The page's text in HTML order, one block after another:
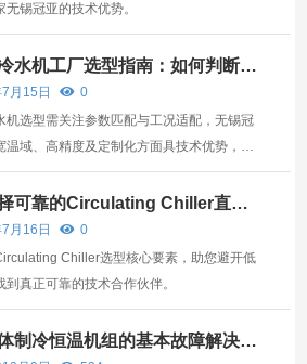
无锡冠亚的技术优势。
水机工厂选型指南：如何判断无
温是否靠谱？
月15日
0
机选型需关注参数匹配与工况适配，无锡冠
温域、高精度及定制化方面具技术优势，适
场景。
可靠的Circulating Chiller直销
术要点与选型指南
月16日
0
Chiller选型核心要素，助您避开低
到真正可靠的技术合作伙伴。
制冷恒温机组的基本故障解决知